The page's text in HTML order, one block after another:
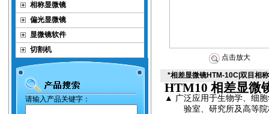
相称显微镜
偏光显微镜
显微镜软件
切割机
请输入产品关键字：
点击放大
*相差显微镜HTM-10C|双目相
HTM10相差显微
▲ 广泛应用于生物学、细
验室、研究所及高等